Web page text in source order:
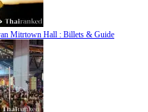
Mitrtown Hall : Billets & Guide